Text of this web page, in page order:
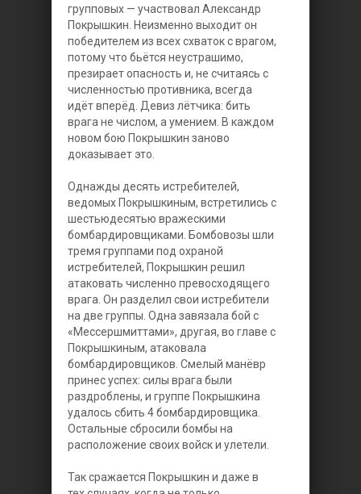
групповых — участвовал Александр
Покрышкин. Неизменно выходит он
победителем из всех схваток с врагом,
потому что бьётся неустрашимо,
презирает опасность и, не считаясь с
численностью противника, всегда
идёт вперёд. Девиз лётчика: бить
врага не числом, а умением. В каждом
новом бою Покрышкин заново
доказывает это.
Однажды десять истребителей,
ведомых Покрышкиным, встретились с
шестьюдесятью вражескими
бомбардировщиками. Бомбовозы шли
тремя группами под охраной
истребителей, Покрышкин решил
атаковать численно превосходящего
врага. Он разделил свои истребители
на две группы. Одна завязала бой с
«Мессершмиттами», другая, во главе с
Покрышкиным, атаковала
бомбардировщиков. Смелый манёвр
принес успех: силы врага были
раздроблены, и группе Покрышкина
удалось сбить 4 бомбардировщика.
Остальные сбросили бомбы на
расположение своих войск и улетели.
Так сражается Покрышкин и даже в